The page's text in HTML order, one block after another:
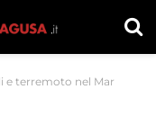
e terremoto nel Mar